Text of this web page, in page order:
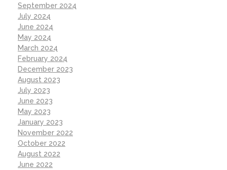
September 2024
July 2024
June 2024
May 2024
March 2024
February 2024
December 2023
August 2023
July 2023
June 2023
May 2023
January 2023
November 2022
October 2022
August 2022
June 2022